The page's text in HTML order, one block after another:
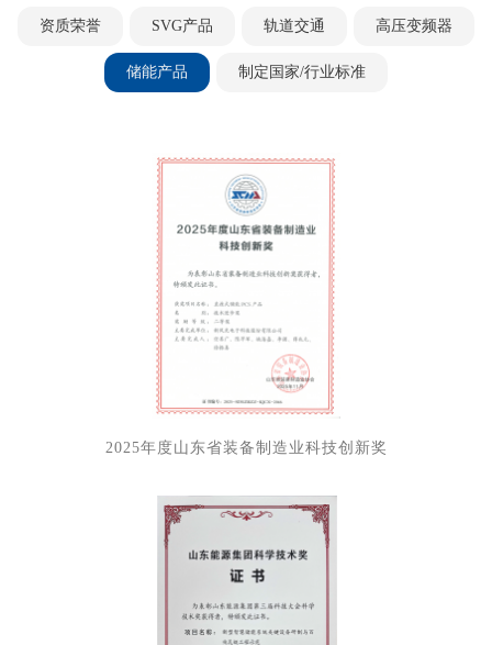
资质荣誉 SVG产品 轨道交通 高压变频器
储能产品 制定国家/行业标准
2025年度山东省装备制造业科技创新奖